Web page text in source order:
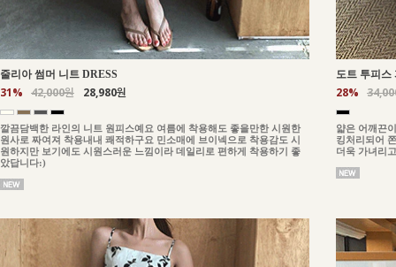
줄리아 썸머 니트 DRESS
31% 42,000원 28,980원
깔끔담백한 라인의 니트 원피스예요 여름에 착용해도 좋을만한 시원한
원사로 짜여져 착용내내 쾌적하구요 민소매에 브이넥으로 착용감도 시
원하지만 보기에도 시원스러운 느낌이라 데일리로 편하게 착용하기 좋
았답니다:)
도트 투피스
28%
얇은 어깨끈
킹처리되어
더욱 가녀리